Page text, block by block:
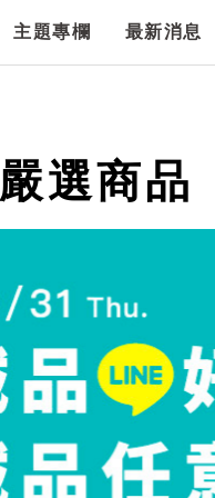
主題專欄 最新消息
嚴選商品